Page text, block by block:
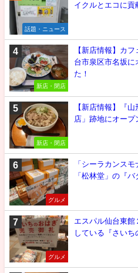
話題・ニュース
イクルとエコに貢
新店・閉店
【新店情報】カ
台市泉区市名坂に
た！
新店・閉店
【新店情報】『
店」跡地にオープ
グルメ
「シーラカンス
「松林堂」の『
グルメ
エスパル仙台東館
している『さいち